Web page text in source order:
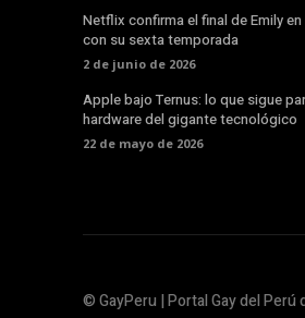
Netflix confirma el final de Emily
con su sexta temporada
2 de junio de 2026
Apple bajo Ternus: lo que sigue
hardware del gigante tecnológico
22 de mayo de 2026
© GayPeru | Portal Gay del Perú